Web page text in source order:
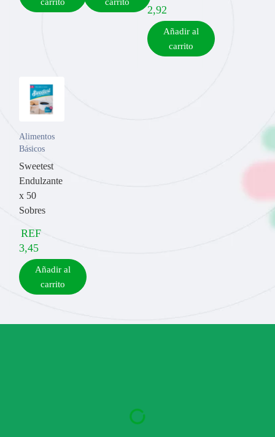
2,92
Añadir al
carrito
Alimentos
Básicos
Sweetest
Endulzante
x 50
Sobres
REF
3,45
Añadir al
carrito